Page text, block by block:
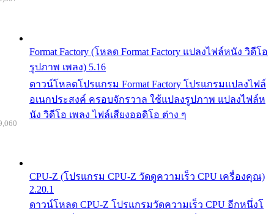
Format Factory (โหลด Format Factory แปลงไฟล์หนัง วิดีโอ
รูปภาพ เพลง) 5.16
ดาวน์โหลดโปรแกรม Format Factory โปรแกรมแปลงไฟล์
อเนกประสงค์ ครอบจักรวาล ใช้แปลงรูปภาพ แปลงไฟล์ห
นัง วิดีโอ เพลง ไฟล์เสียงออดิโอ ต่าง ๆ
CPU-Z (โปรแกรม CPU-Z วัดดูความเร็ว CPU เครื่องคุณ)
2.20.1
ดาวน์โหลด CPU-Z โปรแกรมวัดความเร็ว CPU อีกหนึ่งโ